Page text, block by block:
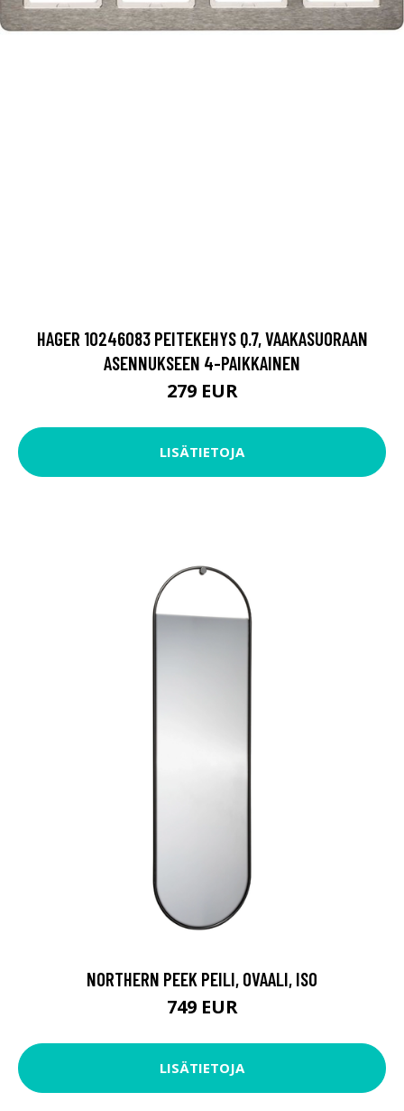
HAGER 10246083 PEITEKEHYS Q.7, VAAKASUORAAN
ASENNUKSEEN 4-PAIKKAINEN
279 EUR
LISÄTIETOJA
NORTHERN PEEK PEILI, OVAALI, ISO
749 EUR
LISÄTIETOJA